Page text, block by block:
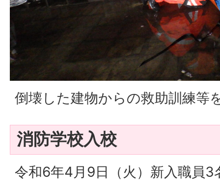
倒壊した建物からの救助訓練等
消防学校入校
令和6年4月9日（火）新入職員3